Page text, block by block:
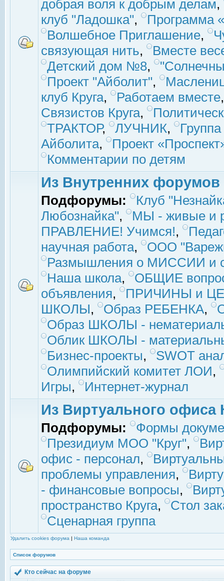
добрая воля к добрым делам,
клуб "Ладошка",
Программа
Волшебное Приглашение,
связующая нить,
Вместе
Детский дом №8,
Проект "Айболит",
клуб Круга, Работаем вместе
Связистов Круга,
ТРАКТОР, ЛУЧНИК,
Айболита,
Проект
Комментарии по детям
Из Внутренних форумов
Подфорумы:
Клуб
Любознайка",
МЫ - живые и
ПРАВЛЕНИЕ! Учимся!,
научная работа,
ООО
Размышления о МИССИИ и
Наша школа,
ОБЩИЕ
объявления,
ПРИЧИНЫ и
ШКОЛЫ, Образ РЕБЕНКА,
Образ ШКОЛЫ -
Облик ШКОЛЫ -
Бизнес-проекты,
SWOT
Олимпийский комитет ЛОИ,
Игры, Интернет-журнал
Из Виртуального офиса
Подфорумы:
Формы
Президиум МОО "Круг",
офис - персонал,
проблемы управления,
- финансовые вопросы,
пространство Круга,
Стол
Сценарная группа
Удалить cookies форума | Наша команда
Список форумов
Кто сейчас на форуме